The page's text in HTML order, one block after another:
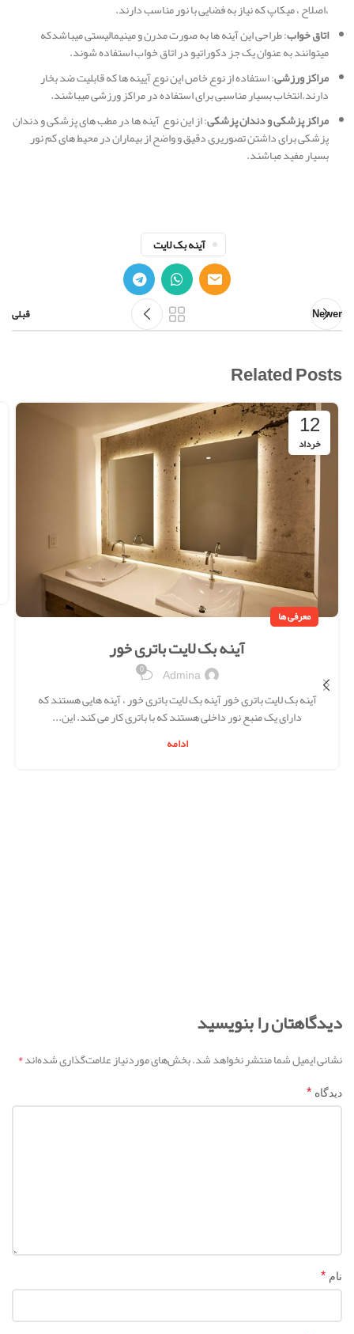
،اصلاح ، میکاپ که نیاز به فضایی با نور مناسب دارند.
اتاق خواب: طراحی این آینه ها به صورت مدرن و مینیمالیستی میباشدکه
میتوانند به عنوان یک جز دکوراتیو در اتاق خواب استفاده شوند.
مراکز ورزشی: استفاده از نوع خاص این نوع آیینه ها که قابلیت ضد بخار
دارند.انتخاب بسیار مناسبی برای استفاده در مراکز ورزشی میباشند.
مراکز پزشکی و دندان پزشکی: از این نوع آینه ها در مطب های پزشکی و دندان
پزشکی برای داشتن تصوریری دقیق و واضح از بیماران در محیط های کم نور
بسیار مفید مباشند.
آینه بک لایت
Newer قبلی
Related Posts
12
خرداد
معرفی ها
آینه بک لایت باتری خور
Admina
0
آینه بک لایت باتری خور آینه بک لایت باتری خور ، آینه هایی هستند که
دارای یک منبع نور داخلی هستند که با باتری کار می کند. این...
ادامه
دیدگاهتان را بنویسید
نشانی ایمیل شما منتشر نخواهد شد.بخش‌های موردنیاز علامت‌گذاری شده‌اند*
دیدگاه *
نام *